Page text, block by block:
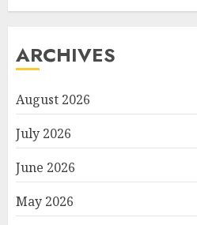
ARCHIVES
August 2026
July 2026
June 2026
May 2026